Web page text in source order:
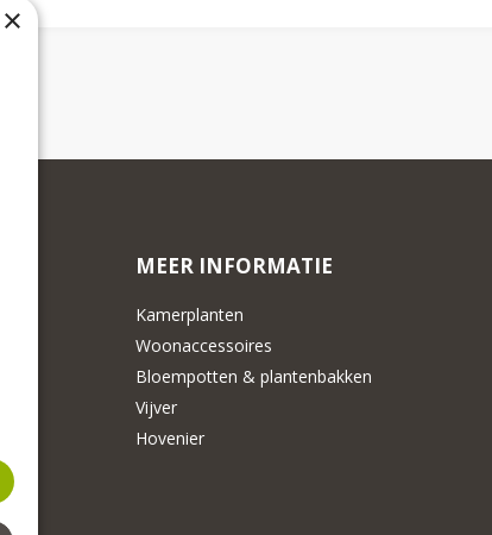
MEER INFORMATIE
Kamerplanten
Woonaccessoires
Bloempotten & plantenbakken
Vijver
Hovenier
×